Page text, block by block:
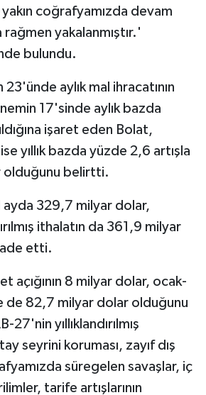
coğrafyamızda devam
rağmen yakalanmıştır.'
bulundu.
23'ünde aylık mal ihracatının
17'sinde aylık bazda
işaret eden Bolat,
yıllık bazda yüzde 2,6 artışla
olduğunu belirtti.
ayda 329,7 milyar dolar,
ithalatın da 361,9 milyar
etti.
açığının 8 milyar dolar, ocak-
de 82,7 milyar dolar olduğunu
yıllıklandırılmış
seyrini koruması, zayıf dış
süregelen savaşlar, iç
tarife artışlarının